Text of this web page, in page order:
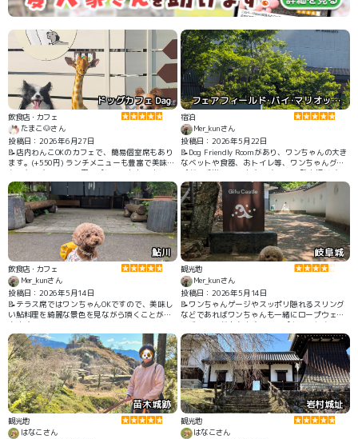
ドッグカフェ Dag
飲食店・カフェ
たまこ🐶さん
投稿日：2026年6月27日
📝店内わんこOKのカフェで、簡易個室席もあり
ます。(+550円) ランチメニューも豊富で美味し
かったです。 わんこ用のプレートもありまし
た。 綺麗な人工芝のドッグランや、ドッグプー
ルもあります♪
フェアフィールド･バイ･マリオット･岐阜清流里山公園
宿泊
Mer_kunさん
投稿日：2026年5月22日
📝Dog Friendly Roomがあり、ワンちゃんの大き
なベットや食器、おトイレ等、ワンちゃんグッ
ズが一式揃っています。 ホテルの駐車場はチェ
ックイン前でも利用が出来、 お部屋は１階にな
りますので移動も楽でした。
鮎川
飲食店・カフェ
Mer_kunさん
投稿日：2026年5月14日
📝テラス席ではワンちゃんOKですので、美味し
い鮎料理を綺麗な景色を見ながら頂くことが出
来ます。
岐阜城
観光地
Mer_kunさん
投稿日：2026年5月14日
📝ワンちゃんゲージやスッポリ隠れるスリング
などであればワンちゃんも一緒にロープウェイ
に乗ることが出来ます。ロープウェイを降りて
から展望台や岐阜城までは階段が多いので少し
大変ですが、眺めはとても良いです。MERは率
先して歩いていました。
苗木城跡
観光地
はなこさん
岩村城址
観光地
はなこさん